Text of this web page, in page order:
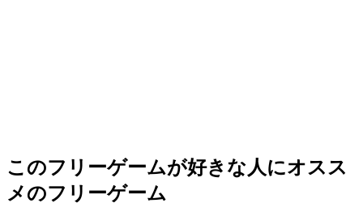
このフリーゲームが好きな人にオスス
メのフリーゲーム